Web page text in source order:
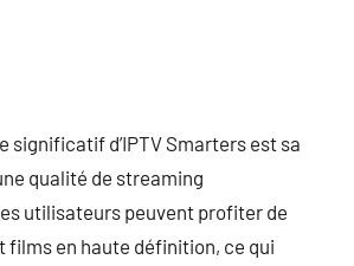
significatif d’IPTV Smarters est sa
qualité de streaming
utilisateurs peuvent profiter de
films en haute définition, ce qui